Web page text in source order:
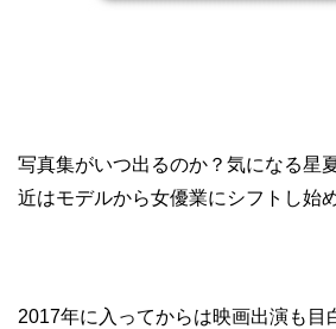
写真集がいつ出るのか？気になる星
近はモデルから女優業にシフトし始
2017年に入ってからは映画出演も目